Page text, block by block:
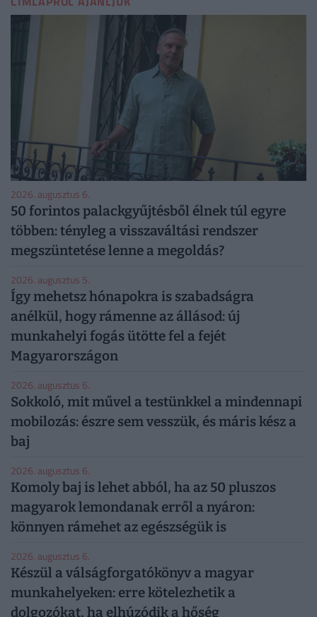
2026. augusztus 6.
50 forintos palackgyűjtésből élnek túl egyre
többen: tényleg a visszaváltási rendszer
megszüntetése lenne a megoldás?
2026. augusztus 5.
Így mehetsz hónapokra is szabadságra
anélkül, hogy rámenne az állásod: új
munkahelyi fogás ütötte fel a fejét
Magyarországon
2026. augusztus 6.
Sokkoló, mit művel a testünkkel a mindennapi
mobilozás: észre sem vesszük, és máris kész a
baj
2026. augusztus 6.
Komoly baj is lehet abból, ha az 50 pluszos
magyarok lemondanak erről a nyáron:
könnyen rámehet az egészségük is
2026. augusztus 6.
Készül a válságforgatókönyv a magyar
munkahelyeken: erre kötelezhetik a
dolgozókat, ha elhúzódik a hőség